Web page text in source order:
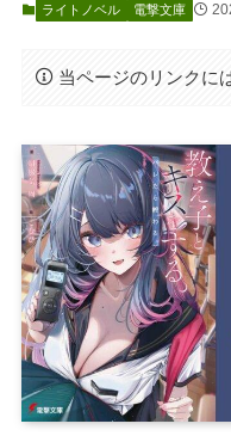
ライトノベル 電撃文庫
当ページのリンクに